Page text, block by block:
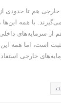
خارجی هم تا حدودی
با همه
از سرمایه‌های